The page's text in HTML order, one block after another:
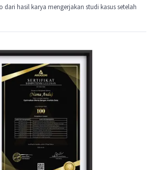
hasil karya mengerjakan studi kasus setelah